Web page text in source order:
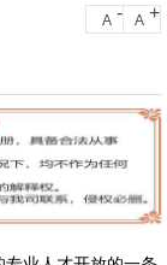
A - A +